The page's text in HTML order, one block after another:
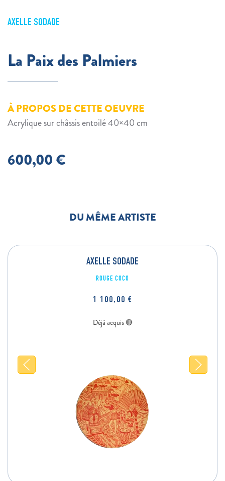
AXELLE SODADE
La Paix des Palmiers
À PROPOS DE CETTE OEUVRE
Acrylique sur châssis entoilé 40×40 cm
600,00€
DU MÊME ARTISTE
AXELLE SODADE
ROUGE COCO
1 100,00 €